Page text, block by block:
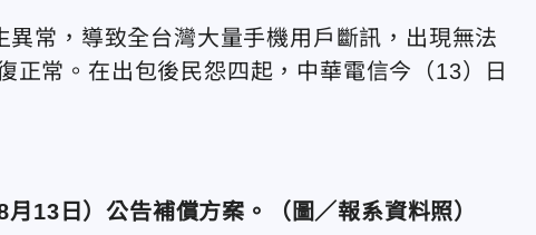
常，導致全台灣大量手機用戶斷訊，出現無法
常。在出包後民怨四起，中華電信今（13）日
13日）公告補償方案。（圖／報系資料照）